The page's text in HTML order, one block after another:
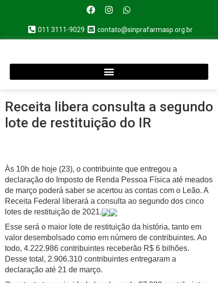
011 3111-9029 contato@sinprafarmasp.org.br
Receita libera consulta a segundo
lote de restituição do IR
Às 10h de hoje (23), o contribuinte que entregou a
declaração do Imposto de Renda Pessoa Física até meados
de março poderá saber se acertou as contas com o Leão. A
Receita Federal liberará a consulta ao segundo dos cinco
lotes de restituição de 2021.
Esse será o maior lote de restituição da história, tanto em
valor desembolsado como em número de contribuintes. Ao
todo, 4.222.986 contribuintes receberão R$ 6 bilhões.
Desse total, 2.906.310 contribuintes entregaram a
declaração até 21 de março.